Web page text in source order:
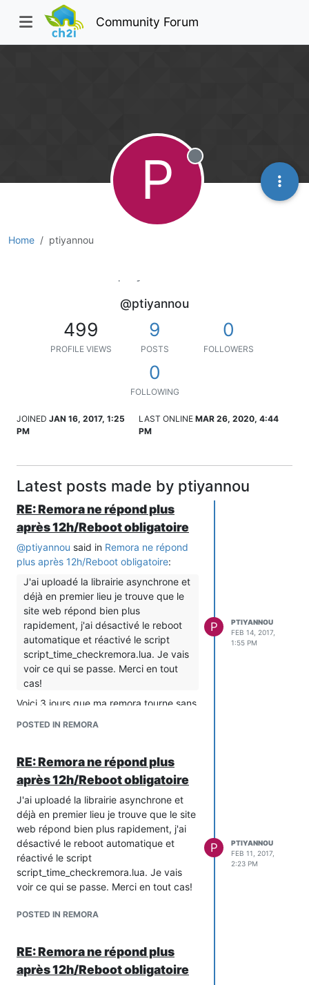
Community Forum
Home ptiyannou
P Offline
@ptiyannou
499
PROFILE VIEWS
9
POSTS
0
FOLLOWERS
0
FOLLOWING
JOINED JAN 16, 2017, 1:25
PM
LAST ONLINE MAR 26, 2020, 4:44
PM
Latest posts made by ptiyannou
RE: Remora ne répond plus
après 12h/Reboot obligatoire
@ptiyannou said in Remora ne répond
plus après 12h/Reboot obligatoire:
J'ai uploadé la librairie asynchrone et
déjà en premier lieu je trouve que le
site web répond bien plus
rapidement, j'ai désactivé le reboot
automatique et réactivé le script
script_time_checkremora.lua. Je vais
voir ce qui se passe. Merci en tout
cas!
Voici 3 jours que ma remora tourne sans
résolu! Merci@Fab_33pour m'avoir
donné la solution!
POSTED IN REMORA
P
PTIYANNOU
FEB 14, 2017,
1:55 PM
RE: Remora ne répond plus
après 12h/Reboot obligatoire
J'ai uploadé la librairie asynchrone et
déjà en premier lieu je trouve que le site
web répond bien plus rapidement, j'ai
désactivé le reboot automatique et
réactivé le script
script_time_checkremora.lua. Je vais
voir ce qui se passe. Merci en tout cas!
POSTED IN REMORA
P
PTIYANNOU
FEB 11, 2017,
2:23 PM
RE: Remora ne répond plus
après 12h/Reboot obligatoire